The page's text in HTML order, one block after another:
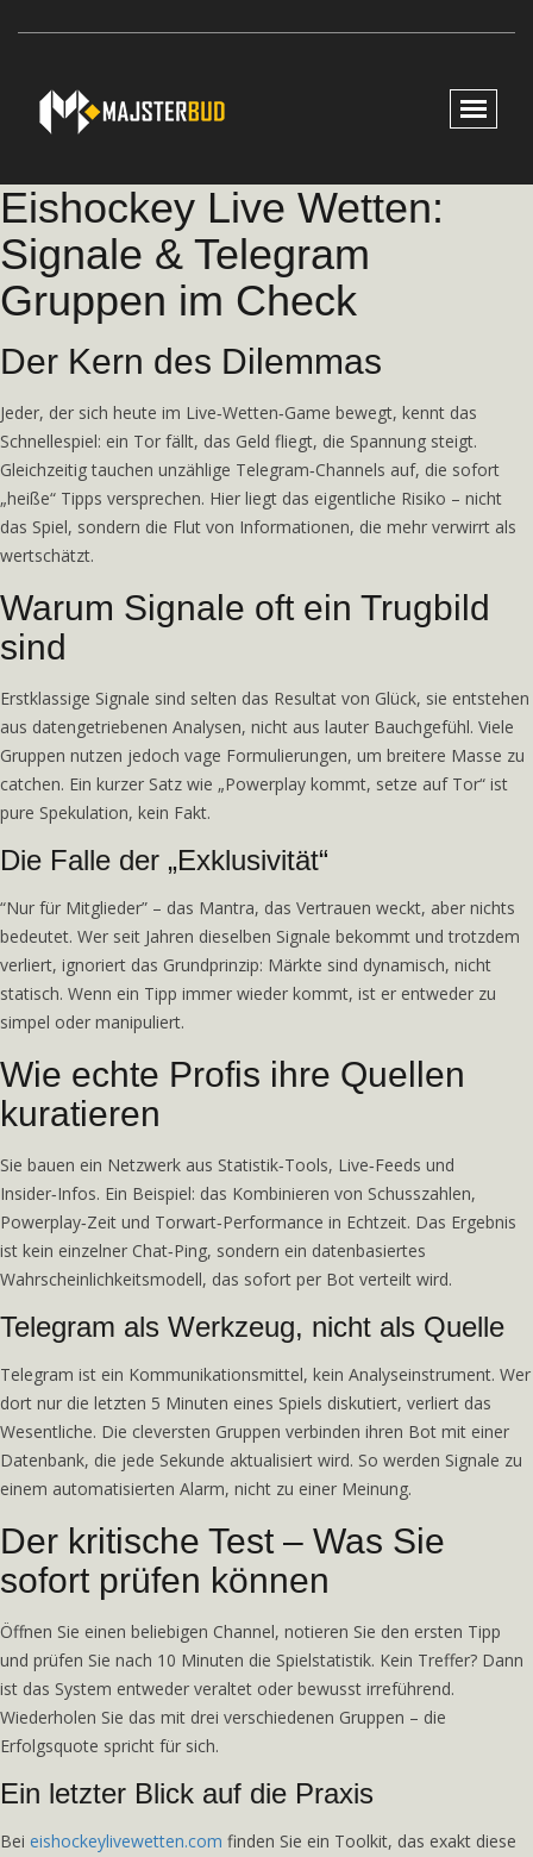
Eishockey Live Wetten:
Signale & Telegram
Gruppen im Check
Der Kern des Dilemmas
Jeder, der sich heute im Live‑Wetten‑Game bewegt, kennt das
Schnellespiel: ein Tor fällt, das Geld fliegt, die Spannung steigt.
Gleichzeitig tauchen unzählige Telegram‑Channels auf, die sofort
„heiße“ Tipps versprechen. Hier liegt das eigentliche Risiko – nicht
das Spiel, sondern die Flut von Informationen, die mehr verwirrt als
wertschätzt.
Warum Signale oft ein Trugbild
sind
Erstklassige Signale sind selten das Resultat von Glück, sie entstehen
aus datengetriebenen Analysen, nicht aus lauter Bauchgefühl. Viele
Gruppen nutzen jedoch vage Formulierungen, um breitere Masse zu
catchen. Ein kurzer Satz wie „Powerplay kommt, setze auf Tor“ ist
pure Spekulation, kein Fakt.
Die Falle der „Exklusivität“
“Nur für Mitglieder” – das Mantra, das Vertrauen weckt, aber nichts
bedeutet. Wer seit Jahren dieselben Signale bekommt und trotzdem
verliert, ignoriert das Grundprinzip: Märkte sind dynamisch, nicht
statisch. Wenn ein Tipp immer wieder kommt, ist er entweder zu
simpel oder manipuliert.
Wie echte Profis ihre Quellen
kuratieren
Sie bauen ein Netzwerk aus Statistik‑Tools, Live‑Feeds und
Insider‑Infos. Ein Beispiel: das Kombinieren von Schusszahlen,
Powerplay‑Zeit und Torwart‑Performance in Echtzeit. Das Ergebnis
ist kein einzelner Chat‑Ping, sondern ein datenbasiertes
Wahrscheinlichkeitsmodell, das sofort per Bot verteilt wird.
Telegram als Werkzeug, nicht als Quelle
Telegram ist ein Kommunikationsmittel, kein Analyseinstrument. Wer
dort nur die letzten 5 Minuten eines Spiels diskutiert, verliert das
Wesentliche. Die cleversten Gruppen verbinden ihren Bot mit einer
Datenbank, die jede Sekunde aktualisiert wird. So werden Signale zu
einem automatisierten Alarm, nicht zu einer Meinung.
Der kritische Test – Was Sie
sofort prüfen können
Öffnen Sie einen beliebigen Channel, notieren Sie den ersten Tipp
und prüfen Sie nach 10 Minuten die Spielstatistik. Kein Treffer? Dann
ist das System entweder veraltet oder bewusst irreführend.
Wiederholen Sie das mit drei verschiedenen Gruppen – die
Erfolgsquote spricht für sich.
Ein letzter Blick auf die Praxis
Bei eishockeylivewetten.com finden Sie ein Toolkit, das exakt diese